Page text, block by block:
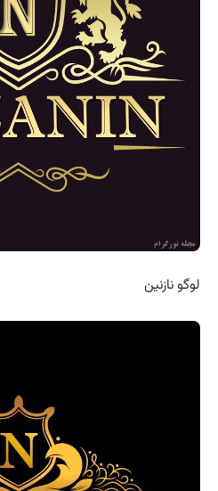
لوگو نازنین